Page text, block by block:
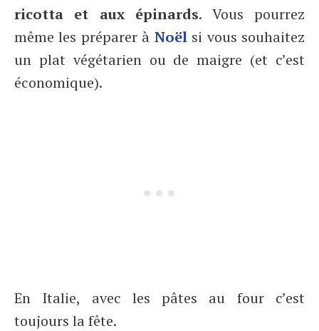
ricotta et aux épinards. Vous pourrez
même les préparer à Noëlsi vous souhaitez
un plat végétarien ou de maigre (et c’est
économique).
En Italie, avec les pâtes au four c’est
toujours la fête.